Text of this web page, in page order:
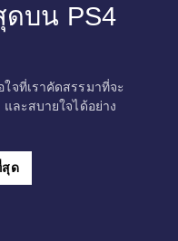
บน PS4
จที่เราคัดสรรมาที่จะ
ละสบายใจได้อย่าง
สุด